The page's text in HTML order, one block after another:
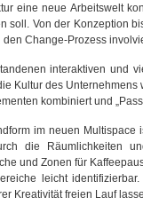
eine neue Arbeitswelt
soll. Von der Konzeption
den Change-Prozess
interaktiven und
Kultur des Unternehmens
kombiniert und
im neuen
die Räumlichkeiten
und Zonen für
leicht
Kreativität freien Lauf